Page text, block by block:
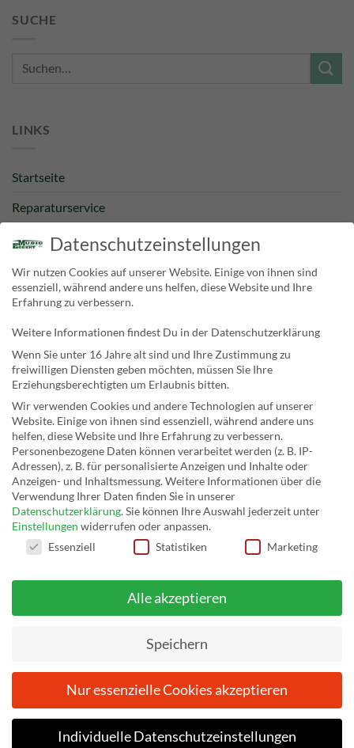
26. Juni 2026bis einschließlich3. Juli 2026befinden wir
26. Juni 2026bis einschließlich3. Juli 2026befinden wir
SUCHE
Suche
LINKS
Startseite
Reparaturservice
Bestpreisgarantie
Kategorien
Newsletter
KONTAKT
MusicEggert
Inh. Rolf Eggert
Paulstraße 2a
19249 Lübtheen
Telefon: +493885551353
E-Mail:
musikhaus@musiceggert.de
PayPal E-Mail:info@musiceggert.de
auf musikhaus.musiceggert.de.
IMPRESSUM DATENSCHUTZERKLÄRUNG
AGB
ZAHLUNGSARTEN
WIDERRUFSBELEHRUNG
26. Juni 2026bis einschließlich3. Juli 2026befinden wir
uns im Urlaub. Ihre Bestellungen werden nach dem 3. Juli 2026
bearbeitet. Wir bitten um Verständnis.
Datenschutzeinstellungen
Wir nutzen Cookies auf unserer Website. Einige von ihnen sind
essenziell, während andere uns helfen, diese Website und Ihre
Erfahrung zu verbessern.
Weitere Informationen findest Du in der Datenschutzerklärung
Wenn Sie unter 16 Jahre alt sind und Ihre Zustimmung zu
freiwilligen Diensten geben möchten, müssen Sie Ihre
Erziehungsberechtigten um Erlaubnis bitten.
Wir verwenden Cookies und andere Technologien auf unserer
Website. Einige von ihnen sind essenziell, während andere uns
helfen, diese Website und Ihre Erfahrung zu verbessern.
Personenbezogene Daten können verarbeitet werden (z. B. IP-
Adressen), z. B. für personalisierte Anzeigen und Inhalte oder
Anzeigen- und Inhaltsmessung.Weitere Informationen über die
Verwendung Ihrer Daten finden Sie in unserer
Datenschutzerklärung.Sie können Ihre Auswahl jederzeit unter
Einstellungen widerrufen oder anpassen.
DATENSCHUTZEINSTELLUNGEN
Essenziell Statistiken Marketing
Alle akzeptieren
Speichern
Nur essenzielle Cookies akzeptieren
Individuelle Datenschutzeinstellungen